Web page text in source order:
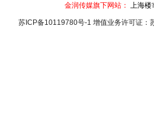
金润传媒旗下网站： 上海
苏ICP备10119780号-1 增值业务许可证：